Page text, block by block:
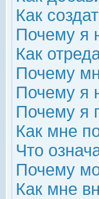
Как
Почему я
Как
Почему
Почему я
Почему я
Как мне
Что
Почему
Как мне